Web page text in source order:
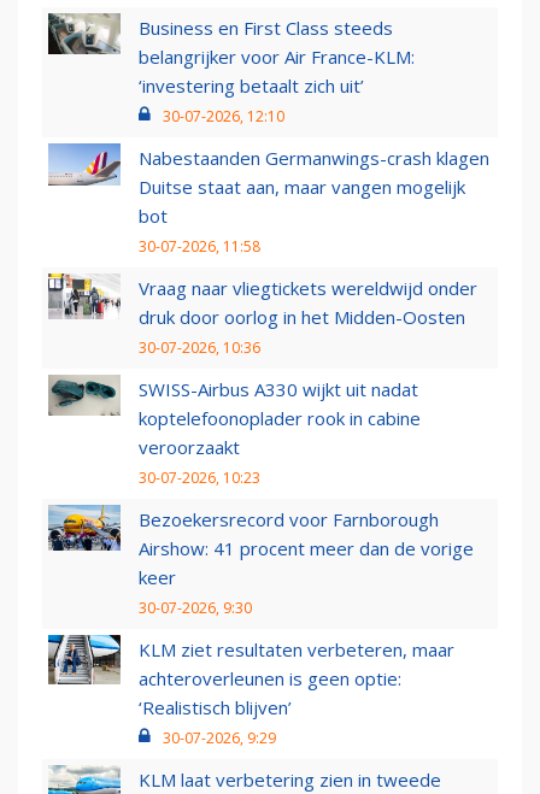
Business en First Class steeds
belangrijker voor Air France-KLM:
‘investering betaalt zich uit’
30-07-2026, 12:10
Nabestaanden Germanwings-crash klagen
Duitse staat aan, maar vangen mogelijk
bot
30-07-2026, 11:58
Vraag naar vliegtickets wereldwijd onder
druk door oorlog in het Midden-Oosten
30-07-2026, 10:36
SWISS-Airbus A330 wijkt uit nadat
koptelefoonoplader rook in cabine
veroorzaakt
30-07-2026, 10:23
Bezoekersrecord voor Farnborough
Airshow: 41 procent meer dan de vorige
keer
30-07-2026, 9:30
KLM ziet resultaten verbeteren, maar
achteroverleunen is geen optie:
‘Realistisch blijven’
30-07-2026, 9:29
KLM laat verbetering zien in tweede